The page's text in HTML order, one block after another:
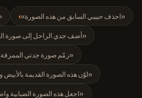
«احذف حبيبي السابق من هذه الصورة»›
«أضف جدي الراحل إلى صورة
«رمّم صورة جدتي
«لوّن هذه الصورة القديمة بالأبيض
«اجعل هذه الصورة الضبابية